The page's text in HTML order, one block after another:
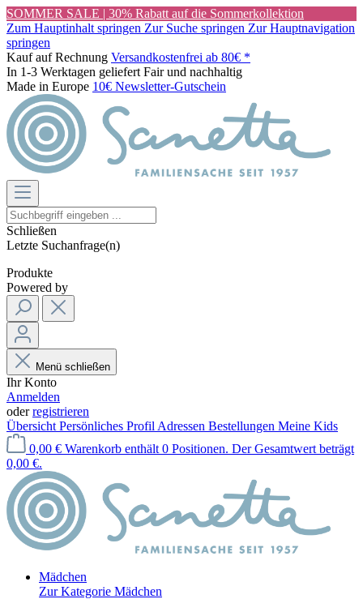
SOMMER SALE | 30% Rabatt auf die Sommerkollektion
Zum Hauptinhalt springen Zur Suche springen Zur Hauptnavigation
springen
Kauf auf Rechnung Versandkostenfrei ab 80€ *
In 1-3 Werktagen geliefert Fair und nachhaltig
Made in Europe 10€ Newsletter-Gutschein
Schließen
Letzte Suchanfrage(n)
Produkte
Powered by
Menü schließen
Ihr Konto
Anmelden
oderregistrieren
Übersicht Persönliches Profil Adressen Bestellungen Meine Kids
0,00 € Warenkorb enthält 0 Positionen. Der Gesamtwert beträgt
0,00 €.
Mädchen
Zur Kategorie Mädchen